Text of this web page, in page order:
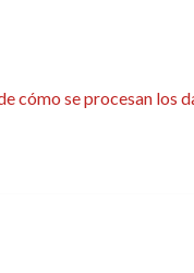
cómo se procesan los